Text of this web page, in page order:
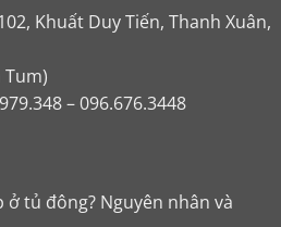
Khuất Duy Tiến, Thanh Xuân,
Tum)
– 096.676.3448
tủ đông? Nguyên nhân và